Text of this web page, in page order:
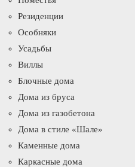
Резиденции
Особняки
Усадьбы
Виллы
Блочные дома
Дома из бруса
Дома из газобетона
Дома в стиле «Шале»
Каменные дома
Каркасные дома